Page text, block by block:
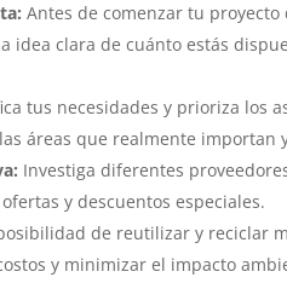
Antes de comenzar tu
idea clara de cuánto estás
tus necesidades y prioriza los
áreas que realmente importan
Investiga diferentes
y descuentos especiales.
de reutilizar y reciclar
y minimizar el impacto